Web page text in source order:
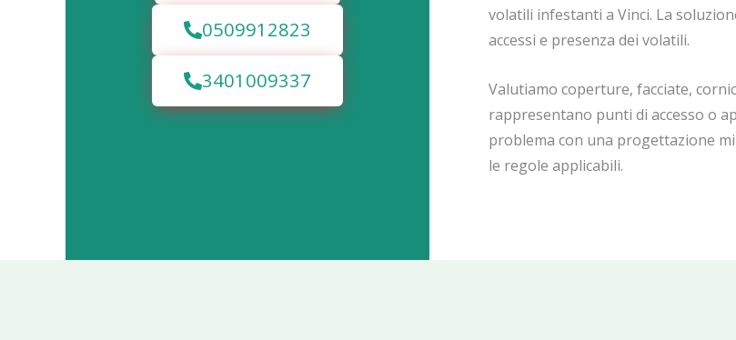
volatili infestanti a Vinci. La
accessi e presenza dei volatili.
Valutiamo coperture, facciate,
rappresentano punti di accesso o
problema con una progettazione
le regole applicabili.
0509912823
3401009337